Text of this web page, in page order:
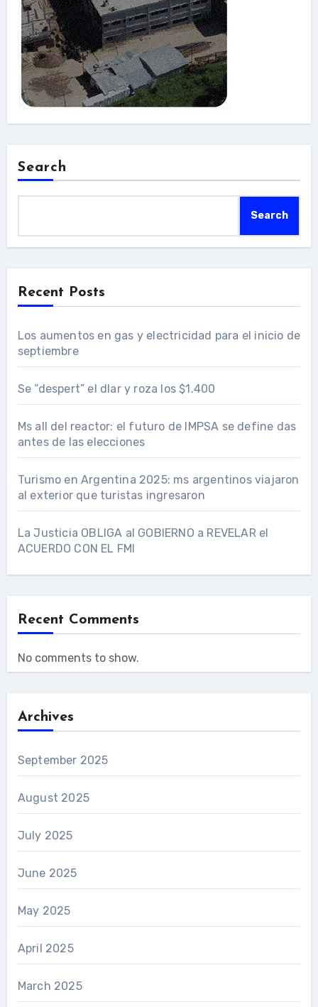
Search
Search
Recent Posts
Los aumentos en gas y electricidad para el inicio de
septiembre
Se “despert” el dlar y roza los $1.400
Ms all del reactor: el futuro de IMPSA se define das
antes de las elecciones
Turismo en Argentina 2025: ms argentinos viajaron
al exterior que turistas ingresaron
La Justicia OBLIGA al GOBIERNO a REVELAR el
ACUERDO CON EL FMI
Recent Comments
No comments to show.
Archives
September 2025
August 2025
July 2025
June 2025
May 2025
April 2025
March 2025